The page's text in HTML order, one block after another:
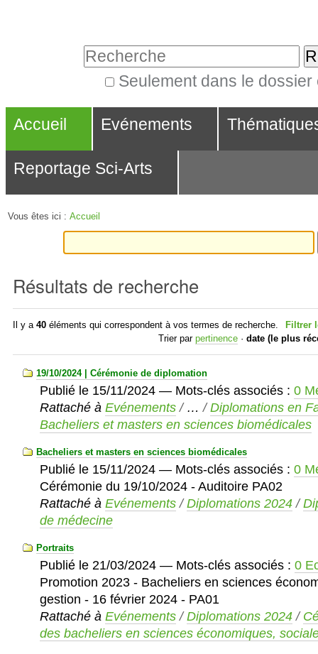
Aller
à
la
navigation
Chercher par
Seulement dans le dossier
avancée…
Navigation
Accueil Evénements
Reportage Sci-Arts
Vous êtes ici : Accueil
Résultats de recherche
Il y a40 éléments qui correspondent à vos termes de recherche.
Filtrer
Trier par pertinence · date (le plus
19/10/2024 | Cérémonie de diplomation
Publié le 15/11/2024— Mots-clés associés :0
Rattaché à Evénements / …/Diplomations en
Bacheliers et masters en sciences biomédicales
Bacheliers et masters en sciences biomédicales
Publié le 15/11/2024— Mots-clés associés :0
Cérémonie du 19/10/2024 - Auditoire PA02
Rattaché à Evénements /Diplomations 2024 /
de médecine
Portraits
Publié le 21/03/2024— Mots-clés associés :0
Promotion 2023 - Bacheliers en sciences
gestion - 16 février 2024 - PA01
Rattaché à Evénements /Diplomations 2024 /
des bacheliers en sciences économiques,